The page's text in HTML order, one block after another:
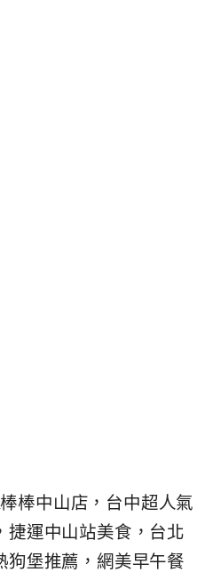
棒棒中山店，台中超人氣
捷運中山站美食，台北
狗堡推薦，網美早午餐